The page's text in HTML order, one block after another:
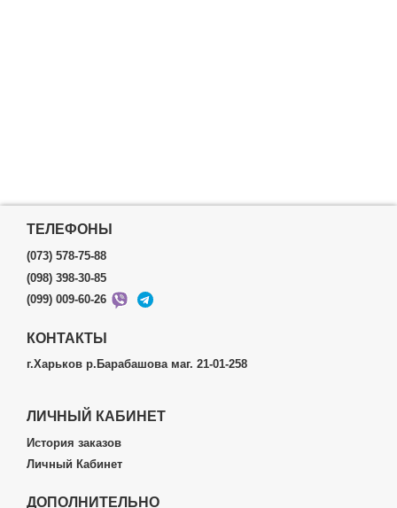
ТЕЛЕФОНЫ
(073) 578-75-88
(098) 398-30-85
(099) 009-60-26
КОНТАКТЫ
г.Харьков р.Барабашова маг. 21-01-258
ЛИЧНЫЙ КАБИНЕТ
История заказов
Личный Кабинет
ДОПОЛНИТЕЛЬНО